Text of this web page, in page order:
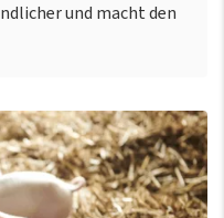
und macht den